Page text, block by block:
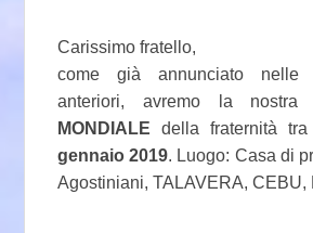
Carissimo fratello,
come già annunciato nelle
anteriori, avremo la nostra
MONDIALE della fraternità
gennaio 2019. Luogo: Casa di
Agostiniani, TALAVERA, CEBU,